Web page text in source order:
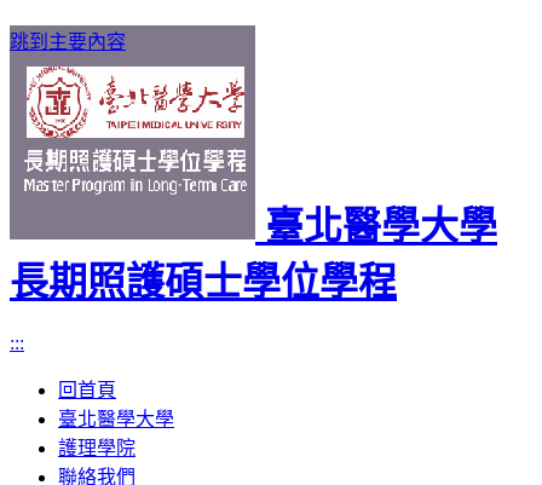
跳到主要內容
臺北醫學大學
長期照護碩士學位學程
:::
回首頁
臺北醫學大學
護理學院
聯絡我們